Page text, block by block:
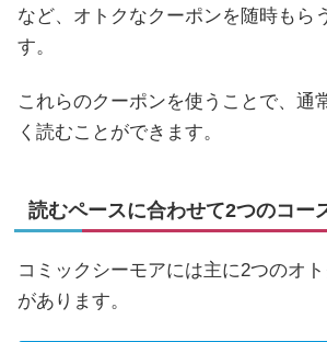
など、オトクなクーポンを随時もら
す。
これらのクーポンを使うことで、通
く読むことができます。
読むペースに合わせて2つのコー
コミックシーモアには主に2つのオ
があります。